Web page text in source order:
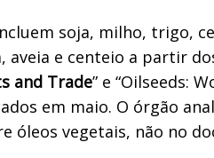
soja, milho, trigo,
aveia e centeio a partir
and Trade” e “Oilseeds:
em maio. O órgão
óleos vegetais, não no